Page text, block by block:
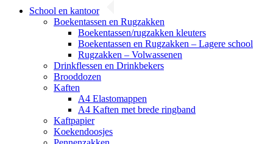
School en kantoor
Boekentassen en Rugzakken
Boekentassen/rugzakken kleuters
Boekentassen en Rugzakken – Lagere school
Rugzakken – Volwassenen
Drinkflessen en Drinkbekers
Brooddozen
Kaften
A4 Elastomappen
A4 Kaften met brede ringband
Kaftpapier
Koekendoosjes